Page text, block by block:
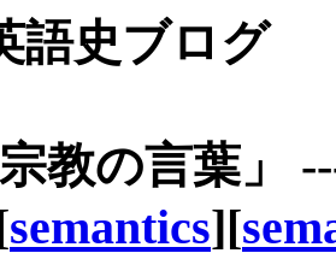
語史ブログ
教の言葉」
semantics][